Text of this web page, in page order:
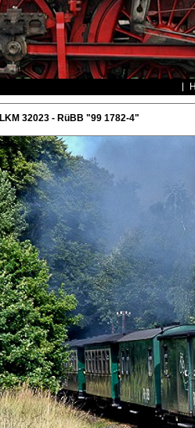
LKM 32023 - RüBB "99 1782-4"